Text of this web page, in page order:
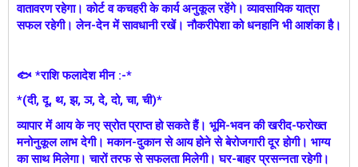
वातावरण रहेगा। कोर्ट व कचहरी के कार्य अनुकूल रहेंगे। व्यावसायिक यात्रा
सफल रहेगी। लेन-देन में सावधानी रखें। नौकरीपेशा को धनहानि भी आशंका है।
🐟 *राशि फलादेश मीन :-*
*(दी, दू, थ, झ, ञ, दे, दो, चा, ची)*
व्यापार में आय के नए स्रोत प्राप्त हो सकते हैं। भूमि-भवन की खरीद-फरोख्त
मनोनुकूल लाभ देगी। मकान-दुकान से आय होने से बेरोजगारी दूर होगी। भाग्य
का साथ मिलेगा। चारों तरफ से सफलता मिलेगी। घर-बाहर प्रसन्नता रहेगी।